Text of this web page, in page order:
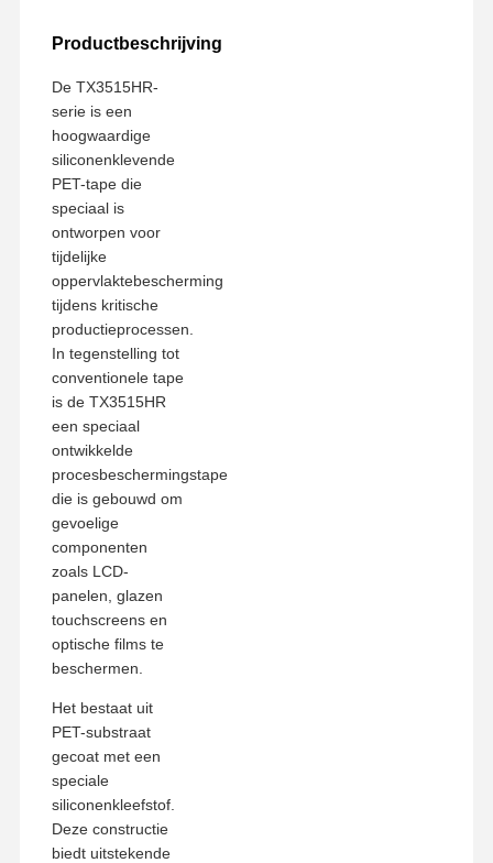
Productbeschrijving
De TX3515HR-
serie is een
hoogwaardige
siliconenklevende
PET-tape die
speciaal is
ontworpen voor
tijdelijke
oppervlaktebescherming
tijdens kritische
productieprocessen.
In tegenstelling tot
conventionele tape
is de TX3515HR
een speciaal
ontwikkelde
procesbeschermingstape
die is gebouwd om
gevoelige
componenten
zoals LCD-
panelen, glazen
touchscreens en
optische films te
beschermen.
Het bestaat uit
PET-substraat
gecoat met een
speciale
siliconenkleefstof.
Deze constructie
biedt uitstekende